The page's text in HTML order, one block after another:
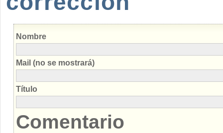
Nombre
Mail (no se mostrará)
Título
Comentario